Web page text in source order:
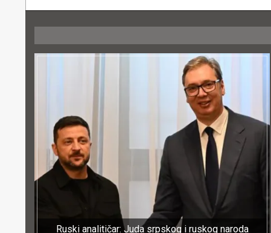
Ruski analitičar: Juda srpskog i ruskog naroda